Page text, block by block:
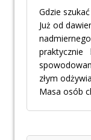
Gdzie
Już od
praktycznie
złym
Masa osób